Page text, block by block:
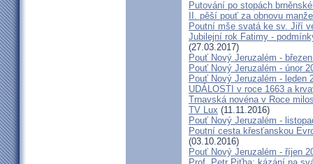
Putování po stopách
II. pěší pouť za obnovu
Poutní mše svatá ke sv. Jiří
Jubilejní rok Fatimy -
(27.03.2017)
Pouť Nový Jeruzalém -
Pouť Nový Jeruzalém - únor
Pouť Nový Jeruzalém - leden
UDÁLOSTI v roce 1663 a
Trnavská novéna v Roce
TV Lux (11.11.2016)
Pouť Nový Jeruzalém -
Poutní cesta křesťanskou
(03.10.2016)
Pouť Nový Jeruzalém - říjen